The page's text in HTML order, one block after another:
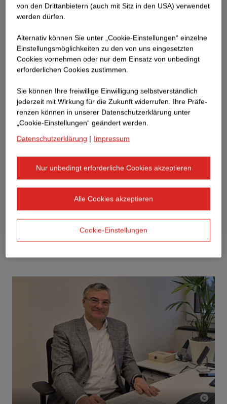
von den Drittanbietern (auch mit Sitz in den USA) verwendet
werden dürfen.
Alternativ können Sie unter „Cookie-Einstellungen“ einzelne
Einstellungsmöglichkeiten zu den von uns eingesetzten
Cookies vornehmen oder nur dem Einsatz von unbedingt
erforderlichen Cookies zustimmen.
Sie können Ihre freiwillige Einwilligung selbstverständlich
jederzeit mit Wirkung für die Zukunft widerrufen. Ihre Prä­fe­
renzen können in unserer Datenschutzerklärung unter
„Cookie-Einstellungen“ geändert werden.
Datenschutzerklärung | Impressum
Nur unbedingt erforderliche Cookies akzeptieren
Alle Cookies akzeptieren
Cookie-Einstellungen